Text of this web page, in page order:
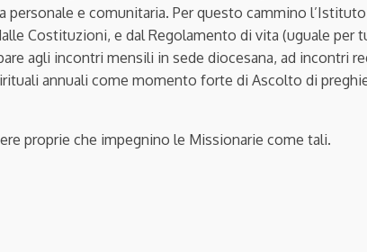
personale e comunitaria. Per questo cammino
Costituzioni, e dal Regolamento di vita (uguale per
agli incontri mensili in sede diocesana, ad incontri
annuali come momento forte di Ascolto di
proprie che impegnino le Missionarie come tali.